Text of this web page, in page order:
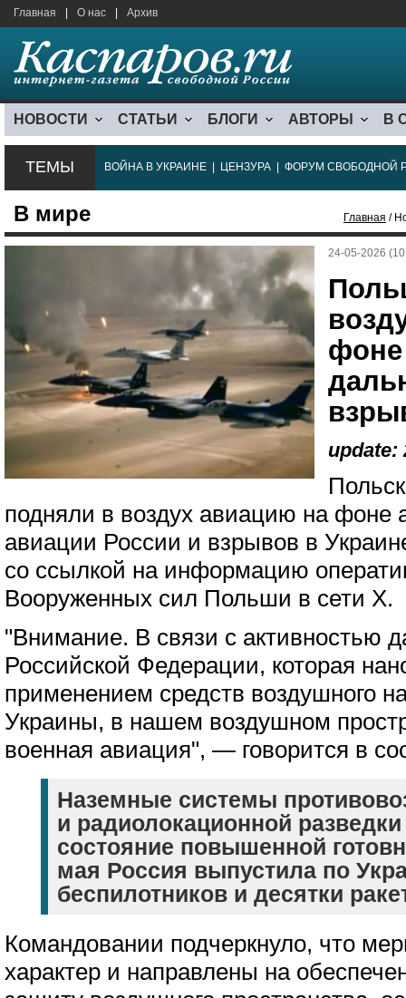
Главная О нас Архив
НОВОСТИ СТАТЬИ БЛОГИ АВТОРЫ В
ТЕМЫ ВОЙНА В УКРАИНЕ ЦЕНЗУРА ФОРУМ СВОБОДНОЙ
В мире Главная /
24-05-2026
фоне
update:
подняли в воздух авиацию на фоне
авиации России и взрывов в
со ссылкой на информацию
Вооруженных сил Польши в сети X.
"Внимание. В связи с активностью
Российской Федерации, которая
применением средств воздушного
Украины, в нашем воздушном
военная авиация", — говорится в
Наземные системы
и радиолокационной
состояние повышенной
мая Россия выпустила по
беспилотников и десятки
Командовании подчеркнуло, что
характер и направлены на